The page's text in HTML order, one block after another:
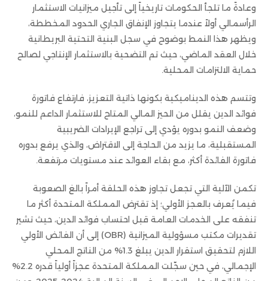
وعادةً ما تلجأ الحكومات تاريخياً إلى تأجيل ميزانيات الاستثمار
الرأسمالي أولاً عندما يتجاوز الإنفاق الجاري الحدود المخططة،
ويظهر هذا النمط بوضوح في سجل البنية التحتية البريطانية
خلال العقد الماضي، حيث تم التضحية بالاستثمار الإنتاجي لصالح
حماية الالتزامات المحلية.
وتتسم هذه الديناميكية بكونها ذاتية التعزيز، فارتفاع فاتورة
فوائد الدين يقلل من الحيز المالي المتاح للاستثمار الداعم للنمو،
وضعف النمو بدوره يؤدي إلى تراجع الإيرادات الضريبية
المستقبلية، ما يزيد من الحاجة إلى الاقتراض، والذي يرفع بدوره
فاتورة الفائدة أكثر، مع بقاء العوائد عند مستويات مرتفعة.
تكمن الآلية التي تجعل تجاوز هذه الحلقة أمراً بالغ الصعوبة
فيما يُعرف بالعجز الأولي؛ إذ تقترض المملكة المتحدة أكثر ما
تنفقه على الخدمات العامة قبل احتساب فوائد الدين، حيث تشير
تقديرات مكتب مسؤولية الميزانية (OBR) إلى أن الفائض الأولي
اللازم لتحقيق استقرار الدين يبلغ 1.3% من الناتج المحلي
الإجمالي، في حين سجّلت المملكة المتحدة عجزاً أولياً قدره 2.2%